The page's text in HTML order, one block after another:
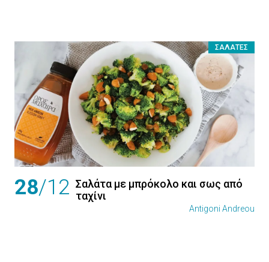
ΣΑΛΆΤΕΣ
28/12 Σαλάτα με μπρόκολο και σως από
ταχίνι
Antigoni Andreou